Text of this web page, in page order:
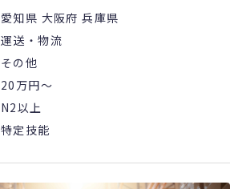
愛知県 大阪府 兵庫県
運送・物流
その他
20万円〜
N2以上
特定技能